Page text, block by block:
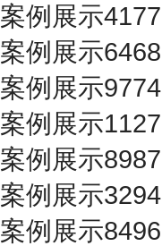
案例展示4177
案例展示6468
案例展示9774
案例展示1127
案例展示8987
案例展示3294
案例展示8496